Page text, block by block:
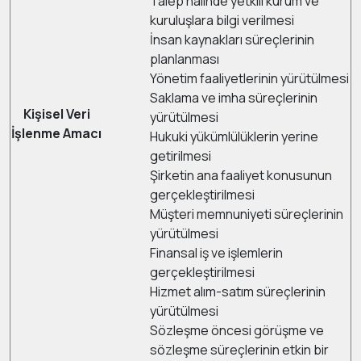
Kişisel Veri
İşlenme Amacı
kuruluşlara bilgi verilmesi
İnsan kaynakları süreçlerinin
planlanması
Yönetim faaliyetlerinin yürütülmesi
Saklama ve imha süreçlerinin
yürütülmesi
Hukuki yükümlülüklerin yerine
getirilmesi
Şirketin ana faaliyet konusunun
gerçekleştirilmesi
Müşteri memnuniyeti süreçlerinin
yürütülmesi
Finansal iş ve işlemlerin
gerçekleştirilmesi
Hizmet alım-satım süreçlerinin
yürütülmesi
Sözleşme öncesi görüşme ve
sözleşme süreçlerinin etkin bir